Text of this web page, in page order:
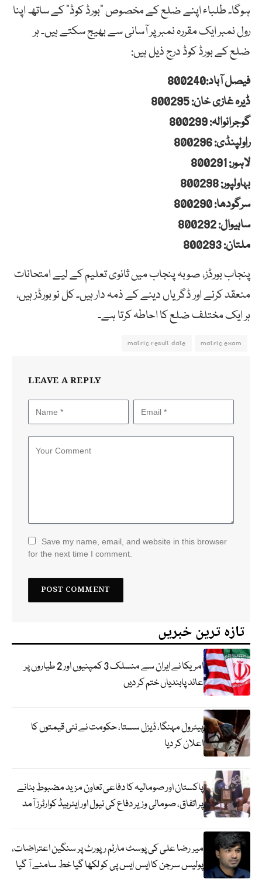
ہوگا۔ طلباء اپنے ضلع کے مخصوص “بورڈ کوڈ” کے ساتھ اپنا
رول نمبر ایک مقررہ نمبر پر آسانی سے بھیج سکتے ہیں۔ ہر
ضلع کے بورڈ کوڈ درج ذیل ہیں:
فیصل آباد:800240
ڈیرہ غازی خان: 800295
گوجرانوالہ: 800299
راولپنڈی: 800296
لاہور: 800291
بہاولپور: 800298
سرگودھا: 800290
ساہیوال: 800292
ملتان: 800293
پنجاب بورڈز، صوبہ پنجاب میں ثانوی تعلیم کے لیے امتحانات
منعقد کرنے اور ڈگریاں دینے کے ذمہ دار ہیں۔ کل نو بورڈز ہیں،
ہر ایک مختلف ضلع کا احاطہ کرتا ہے۔
matric exam
matric result date
LEAVE A REPLY
Save my name, email, and website in this browser
for the next time I comment.
تازہ ترین خبریں
امریکا نے ایران سے منسلک 3 کمپنیوں اور 2 طیاروں پر
عائد پابندیاں ختم کر دیں
پیٹرول مہنگا، ڈیزل سستا، حکومت نے نئی قیمتوں کا
اعلان کر دیا
پاکستان اور صومالیہ کا دفاعی تعاون مزید مضبوط بنانے
پر اتفاق، صومالی وزیر دفاع کی نیول اور ایئرہیڈ کوارٹرز آمد
میر رضا علی کی پوسٹ مارٹم رپورٹ پر سنگین اعتراضات،
پولیس سرجن کا ایس ایس پی کو لکھا گیا خط سامنے آ گیا